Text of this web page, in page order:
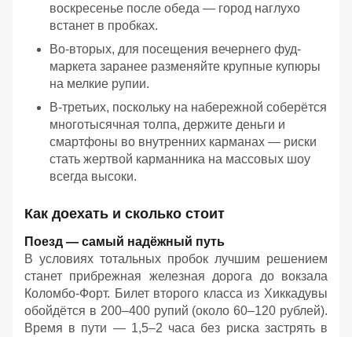
воскресенье после обеда — город наглухо
встанет в пробках.
Во-вторых, для посещения вечернего фуд-
маркета заранее разменяйте крупные купюры
на мелкие рупии.
В-третьих, поскольку на набережной соберётся
многотысячная толпа, держите деньги и
смартфоны во внутренних карманах — риски
стать жертвой карманника на массовых шоу
всегда высоки.
Как доехать и сколько стоит
Поезд — самый надёжный путь
В условиях тотальных пробок лучшим решением
станет прибрежная железная дорога до вокзала
Коломбо-Форт. Билет второго класса из Хиккадувы
обойдётся в 200–400 рупий (около 60–120 рублей).
Время в пути — 1,5–2 часа без риска застрять в